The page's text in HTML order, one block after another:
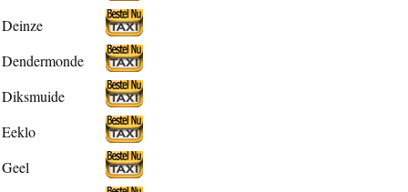
Deinze
Dendermonde
Diksmuide
Eeklo
Geel